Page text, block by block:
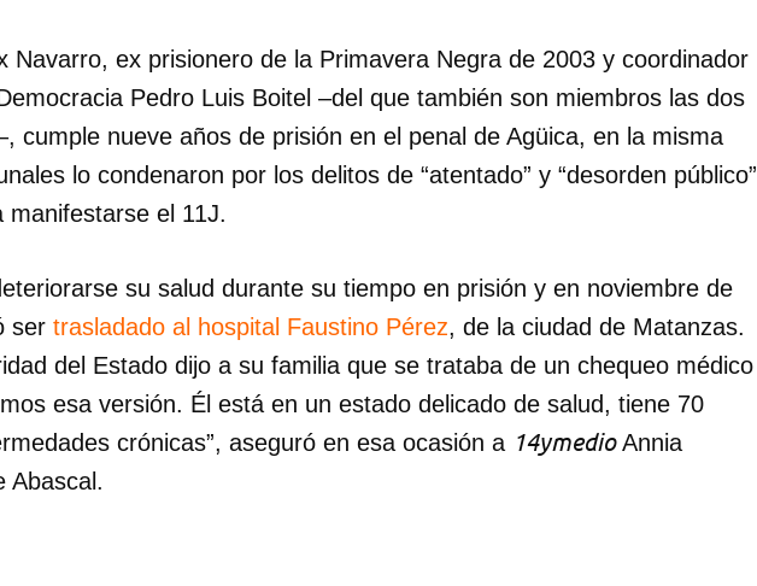
Navarro, ex prisionero de la Primavera Negra de 2003 y coordinador
Pedro Luis Boitel –del que también son miembros las dos
cumple nueve años de prisión en el penal de Agüica, en la misma
lo condenaron por los delitos de “atentado” y “desorden público”
el 11J.
su salud durante su tiempo en prisión y en noviembre de
ser trasladado al hospital Faustino Pérez, de la ciudad de Matanzas.
del Estado dijo a su familia que se trataba de un chequeo médico
esa versión. Él está en un estado delicado de salud, tiene 70
crónicas”, aseguró en esa ocasión a 14ymedioAnnia
Abascal.